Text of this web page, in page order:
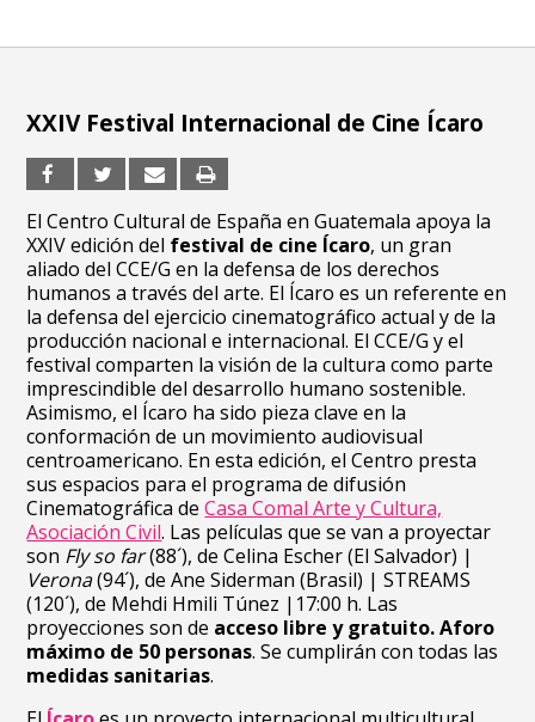
XXIV Festival Internacional de Cine Ícaro
El Centro Cultural de España en Guatemala apoya la
XXIV edición del festival de cine Ícaro, un gran
aliado del CCE/G en la defensa de los derechos
humanos a través del arte. El Ícaro es un referente en
la defensa del ejercicio cinematográfico actual y de la
producción nacional e internacional. El CCE/G y el
festival comparten la visión de la cultura como parte
imprescindible del desarrollo humano sostenible.
Asimismo, el Ícaro ha sido pieza clave en la
conformación de un movimiento audiovisual
centroamericano. En esta edición, el Centro presta
sus espacios para el programa de difusión
Cinematográfica deCasa Comal Arte y Cultura,
Asociación Civil. Las películas que se van a proyectar
son Fly so far(88´), de Celina Escher (El Salvador) |
Verona(94´), de Ane Siderman (Brasil) | STREAMS
(120´), de Mehdi Hmili Túnez |17:00 h. Las
proyecciones sonde acceso libre y gratuito. Aforo
máximo de 50 personas. Se cumplirán con todas las
medidas sanitarias.